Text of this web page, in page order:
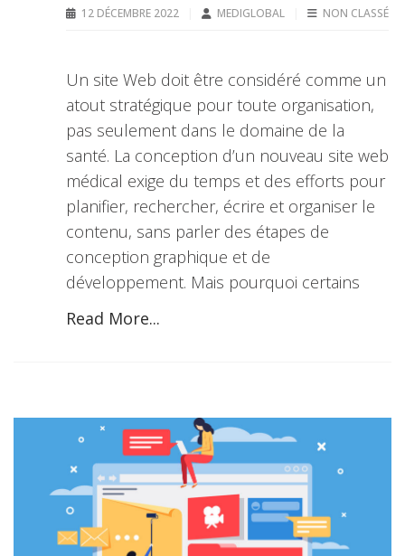
12 DÉCEMBRE 2022 MEDIGLOBAL NON CLASSÉ
Un site Web doit être considéré comme un
atout stratégique pour toute organisation,
pas seulement dans le domaine de la
santé. La conception d’un nouveau site web
médical exige du temps et des efforts pour
planifier, rechercher, écrire et organiser le
contenu, sans parler des étapes de
conception graphique et de
développement. Mais pourquoi certains
Read More...